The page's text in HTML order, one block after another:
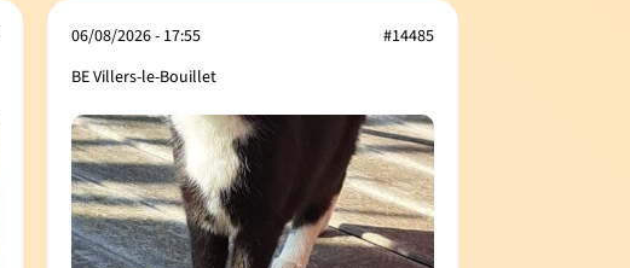
06/08/2026 - 17:55
BE Villers-le-Bouillet
#14485